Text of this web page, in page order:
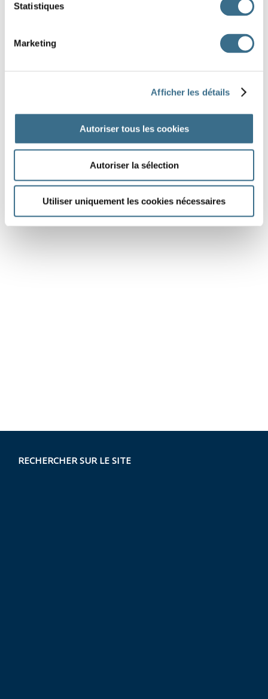
Statistiques
Marketing
Afficher les détails
Autoriser tous les cookies
Autoriser la sélection
Utiliser uniquement les cookies nécessaires
RECHERCHER SUR LE SITE